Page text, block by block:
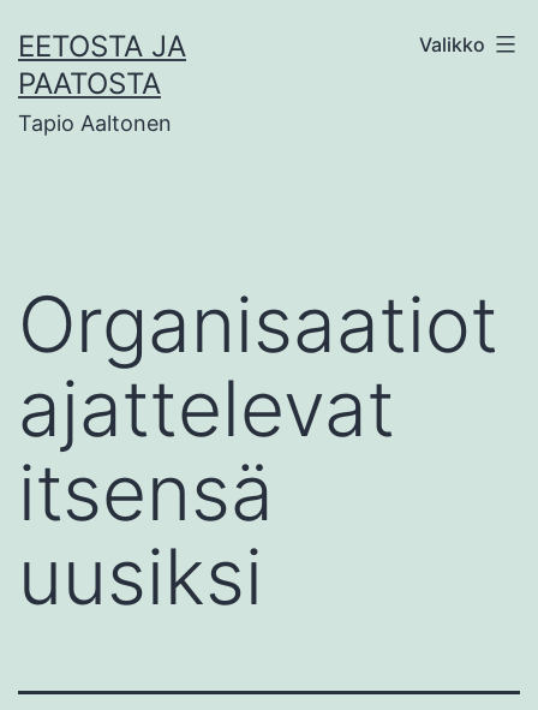
sisältöön
EETOSTA JA
PAATOSTA
Tapio Aaltonen
Valikko
Organisaatiot
ajattelevat
itsensä
uusiksi